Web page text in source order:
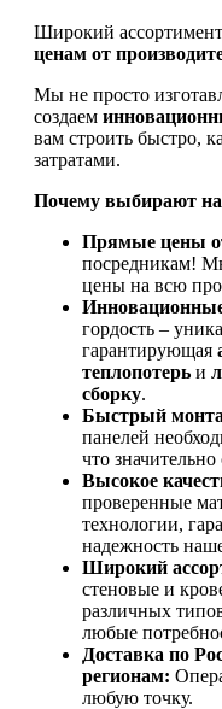
Широкий
ценам от
Мы не просто
создаем
вам строить быстро,
затратами.
Почему выбирают
Прямые цены
посредникам!
цены на всю
гордость –
гарантирующая
теплопотерь и
сборку.
Быстрый
панелей
что
Высокое
проверенные
технологии,
надежность
Широкий
стеновые и
различных
любые
Доставка по
регионам:
любую точку.